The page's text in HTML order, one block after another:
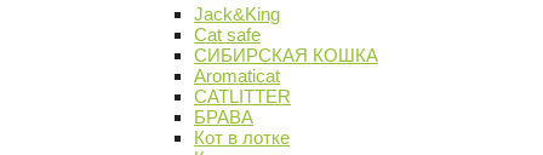
Jack&King
Cat safe
СИБИРСКАЯ КОШКА
Aromaticat
CATLITTER
БРАВА
Кот в лотке